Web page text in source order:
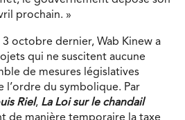
prochain. »
octobre dernier, Wab Kinew a
qui ne suscitent aucune
de mesures législatives
du symbolique. Par
Riel, La Loi sur le chandail